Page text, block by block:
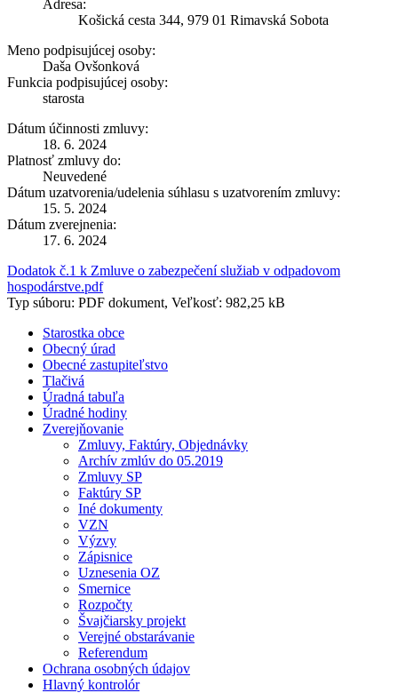
Adresa:
Košická cesta 344, 979 01 Rimavská Sobota
Meno podpisujúcej osoby:
Daša Ovšonková
Funkcia podpisujúcej osoby:
starosta
Dátum účinnosti zmluvy:
18. 6. 2024
Platnosť zmluvy do:
Neuvedené
Dátum uzatvorenia/udelenia súhlasu s uzatvorením zmluvy:
15. 5. 2024
Dátum zverejnenia:
17. 6. 2024
Dodatok č.1 k Zmluve o zabezpečení služiab v odpadovom
hospodárstve.pdf
Typ súboru: PDF dokument, Veľkosť: 982,25 kB
Starostka obce
Obecný úrad
Obecné zastupiteľstvo
Tlačivá
Úradná tabuľa
Úradné hodiny
Zverejňovanie
Zmluvy, Faktúry, Objednávky
Archív zmlúv do 05.2019
Zmluvy SP
Faktúry SP
Iné dokumenty
VZN
Výzvy
Zápisnice
Uznesenia OZ
Smernice
Rozpočty
Švajčiarsky projekt
Verejné obstarávanie
Referendum
Ochrana osobných údajov
Hlavný kontrolór